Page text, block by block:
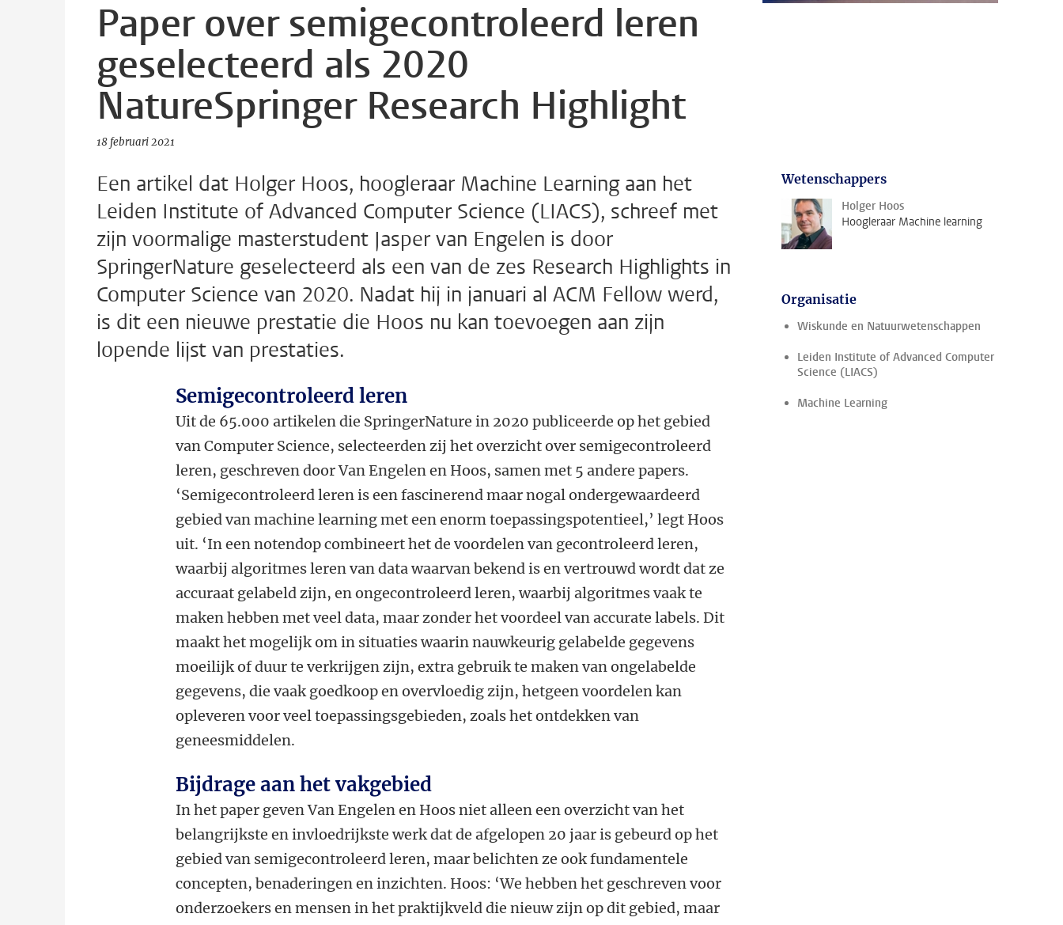
Paper over semigecontroleerd leren
geselecteerd als 2020
NatureSpringer Research Highlight
18 februari 2021
Een artikel dat Holger Hoos, hoogleraar Machine Learning aan het
Leiden Institute of Advanced Computer Science (LIACS), schreef met
zijn voormalige masterstudent Jasper van Engelen is door
SpringerNature geselecteerd als een van de zes Research Highlights in
Computer Science van 2020. Nadat hij in januari al ACM Fellow werd,
is dit een nieuwe prestatie die Hoos nu kan toevoegen aan zijn
lopende lijst van prestaties.
Semigecontroleerd leren
Uit de 65.000 artikelen die SpringerNature in 2020 publiceerde op het gebied
van Computer Science, selecteerden zij het overzicht over semigecontroleerd
leren, geschreven door Van Engelen en Hoos, samen met 5 andere papers.
‘Semigecontroleerd leren is een fascinerend maar nogal ondergewaardeerd
gebied van machine learning met een enorm toepassingspotentieel,’ legt Hoos
uit. ‘In een notendop combineert het de voordelen van gecontroleerd leren,
waarbij algoritmes leren van data waarvan bekend is en vertrouwd wordt dat ze
accuraat gelabeld zijn, en ongecontroleerd leren, waarbij algoritmes vaak te
maken hebben met veel data, maar zonder het voordeel van accurate labels. Dit
maakt het mogelijk om in situaties waarin nauwkeurig gelabelde gegevens
moeilijk of duur te verkrijgen zijn, extra gebruik te maken van ongelabelde
gegevens, die vaak goedkoop en overvloedig zijn, hetgeen voordelen kan
opleveren voor veel toepassingsgebieden, zoals het ontdekken van
geneesmiddelen.
Bijdrage aan het vakgebied
In het paper geven Van Engelen en Hoos niet alleen een overzicht van het
belangrijkste en invloedrijkste werk dat de afgelopen 20 jaar is gebeurd op het
gebied van semigecontroleerd leren, maar belichten ze ook fundamentele
concepten, benaderingen en inzichten. Hoos: ‘We hebben het geschreven voor
onderzoekers en mensen in het praktijkveld die nieuw zijn op dit gebied, maar
Wetenschappers
Holger Hoos
Hoogleraar Machine learning
Organisatie
Wiskunde en Natuurwetenschappen
Leiden Institute of Advanced Computer
Science (LIACS)
Machine Learning